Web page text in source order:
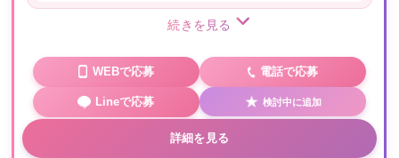
続きを見る
WEBで応募 電話で応募
Lineで応募 検討中に追加
詳細を見る